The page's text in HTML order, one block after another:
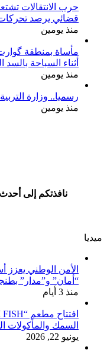
حرب الانتقالات
قضائي يرصد
منذ يومين
مأساة بمنطقة
أثناء السباحة بالسد
منذ يومين
رسميا.. وزارة
منذ يومين
نافذتكم إلى
ميديا
الأمن الوطني يعزز
“أمان” و”مدار”
منذ 3 أيام
السمك والمأكولات
يونيو 22, 2026